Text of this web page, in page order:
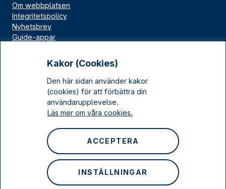
Kakor (Cookies)
Den här sidan använder kakor
(cookies) för att förbättra din
användarupplevelse.
Läs mer om våra cookies.
INSTÄLLNINGAR
ACCEPTERA
Om webbplatsen
Integritetspolicy
Nyhetsbrev
Guide-appar
Kulturarv Stockholm
Sociala medier
Instagram
LinkedIn
YouTube